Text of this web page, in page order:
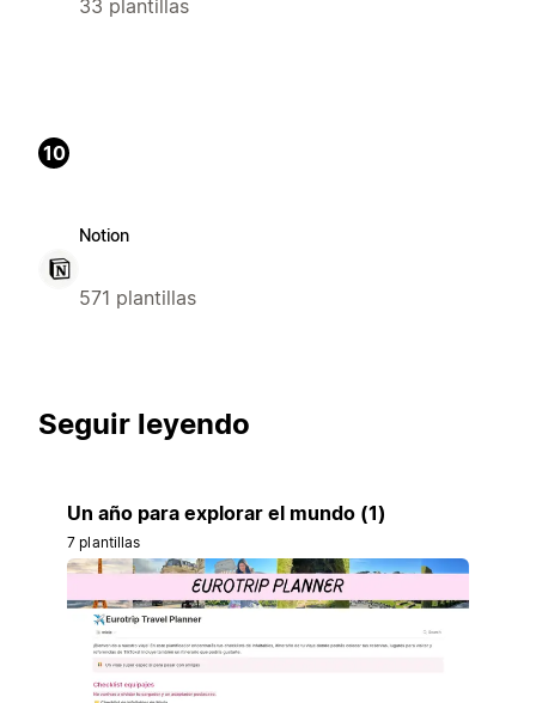
33 plantillas
10
Notion
571 plantillas
Seguir leyendo
Un año para explorar el mundo (1)
7 plantillas